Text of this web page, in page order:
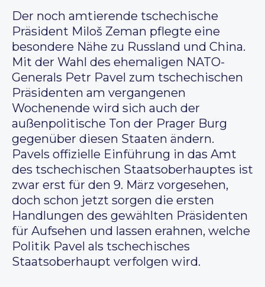
Der noch amtierende tschechische
Präsident Miloš Zeman pflegte eine
besondere Nähe zu Russland und China.
Mit der Wahl des ehemaligen NATO-
Generals Petr Pavel zum tschechischen
Präsidenten am vergangenen
Wochenende wird sich auch der
außenpolitische Ton der Prager Burg
gegenüber diesen Staaten ändern.
Pavels offizielle Einführung in das Amt
des tschechischen Staatsoberhauptes ist
zwar erst für den 9. März vorgesehen,
doch schon jetzt sorgen die ersten
Handlungen des gewählten Präsidenten
für Aufsehen und lassen erahnen, welche
Politik Pavel als tschechisches
Staatsoberhaupt verfolgen wird.